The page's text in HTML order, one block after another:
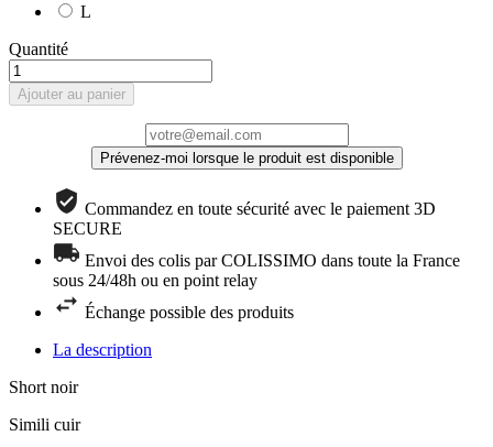
L
Quantité
Ajouter au panier
Prévenez-moi lorsque le produit est disponible
Commandez en toute sécurité avec le paiement 3D
SECURE
Envoi des colis par COLISSIMO dans toute la France
sous 24/48h ou en point relay
Échange possible des produits
La description
Short noir
Simili cuir